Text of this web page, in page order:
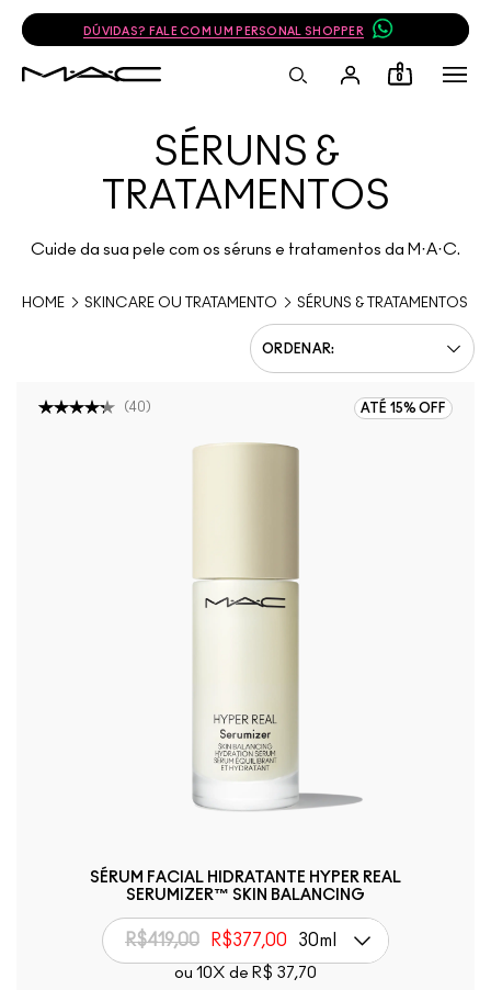
DÚVIDAS? FALE COM UM PERSONAL SHOPPER
0
SÉRUNS &
TRATAMENTOS
Cuide da sua pele com os séruns e tratamentos da M·A·C.
HOME SKINCARE OU TRATAMENTO SÉRUNS & TRATAMENTOS
ATÉ 15% OFF
(40 )
SÉRUM FACIAL HIDRATANTE HYPER REAL
SERUMIZER™ SKIN BALANCING
R$419,00 R$377,00 30ml
ou 10X de R$ 37,70